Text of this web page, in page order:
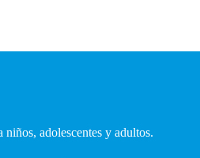
niños, adolescentes y adultos.